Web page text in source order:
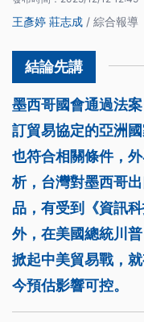
王彥婷 莊志成 / 綜合報導
墨西哥國會通過法
訂貿易協定的亞洲
也符合相關條件，
析，台灣對墨西哥
品，有受到《資訊
外，在美國總統川
掀起中美貿易戰，
今預估影響可控。